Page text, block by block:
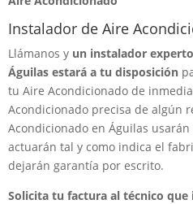
Instalador de Aire
Llámanos y un instalador
Águilas estará a tu disposición
tu Aire Acondicionado de
Acondicionado precisa de algún
Acondicionado en Águilas
actuarán tal y como indica el
dejarán garantía por escrito.
Solicita tu factura al técnico